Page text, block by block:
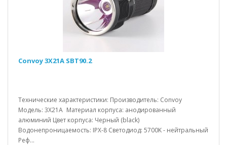
Convoy 3X21A SBT90.2
Технические характеристики: Производитель: Convoy
Модель: 3X21A Материал корпуса: анодированный
алюминий Цвет корпуса: Черный (black)
Водонепроницаемость: IPX-8 Светодиод: 5700K - нейтральный
Реф...